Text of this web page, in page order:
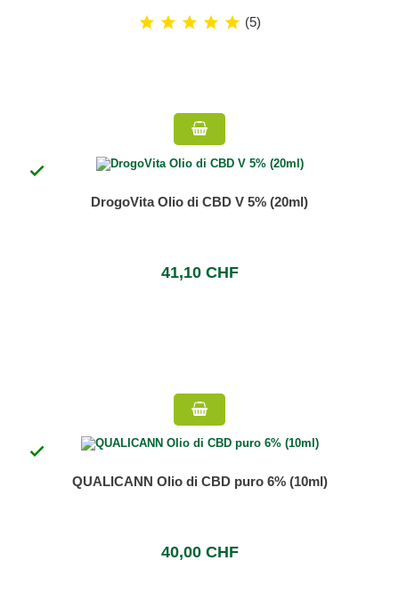
(5)

DrogoVita Olio di CBD V 5% (20ml)
41,10 CHF

QUALICANN Olio di CBD puro 6% (10ml)
40,00 CHF